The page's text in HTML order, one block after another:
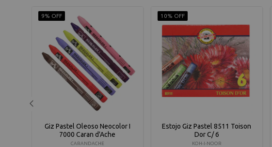
9% OFF
Giz Pastel Oleoso Neocolor I
7000 Caran d'Ache
CARANDACHE
10% OFF
Estojo Giz Pastel 8511 Toison
Dor C/ 6
KOH-I-NOOR